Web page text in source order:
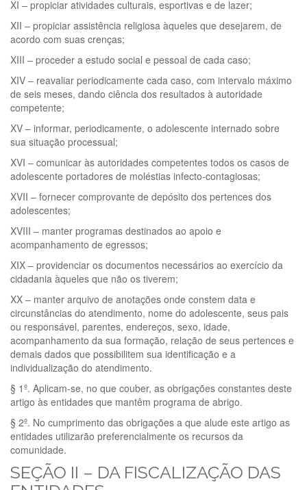
XI – propiciar atividades culturais, esportivas e de lazer;
XII – propiciar assistência religiosa àqueles que desejarem, de
acordo com suas crenças;
XIII – proceder a estudo social e pessoal de cada caso;
XIV – reavaliar periodicamente cada caso, com intervalo máximo
de seis meses, dando ciência dos resultados à autoridade
competente;
XV – informar, periodicamente, o adolescente internado sobre
sua situação processual;
XVI – comunicar às autoridades competentes todos os casos de
adolescente portadores de moléstias infecto-contagiosas;
XVII – fornecer comprovante de depósito dos pertences dos
adolescentes;
XVIII – manter programas destinados ao apoio e
acompanhamento de egressos;
XIX – providenciar os documentos necessários ao exercício da
cidadania àqueles que não os tiverem;
XX – manter arquivo de anotações onde constem data e
circunstâncias do atendimento, nome do adolescente, seus pais
ou responsável, parentes, endereços, sexo, idade,
acompanhamento da sua formação, relação de seus pertences e
demais dados que possibilitem sua identificação e a
individualização do atendimento.
§ 1º. Aplicam-se, no que couber, as obrigações constantes deste
artigo às entidades que mantêm programa de abrigo.
§ 2º. No cumprimento das obrigações a que alude este artigo as
entidades utilizarão preferencialmente os recursos da
comunidade.
SEÇÃO II – DA FISCALIZAÇÃO DAS